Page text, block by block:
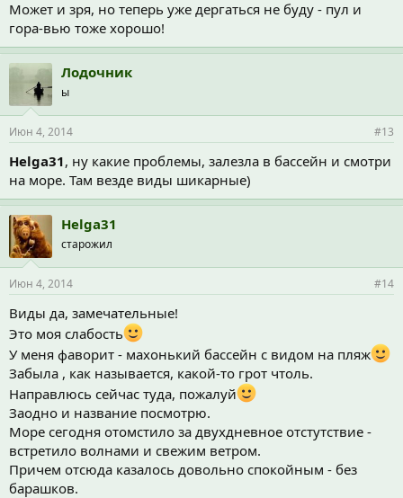
Может и зря, но теперь уже дергаться не буду - пул и
гора-вью тоже хорошо!
Лодочник
ы
Июн 4, 2014 #13
Helga31, ну какие проблемы, залезла в бассейн и смотри
на море. Там везде виды шикарные)
Helga31
старожил
Июн 4, 2014 #14
Виды да, замечательные!
Это моя слабость
У меня фаворит - махонький бассейн с видом на пляж
Забыла , как называется, какой-то грот чтоль.
Направлюсь сейчас туда, пожалуй
Заодно и название посмотрю.
Море сегодня отомстило за двухдневное отстутствие -
встретило волнами и свежим ветром.
Причем отсюда казалось довольно спокойным - без
барашков.